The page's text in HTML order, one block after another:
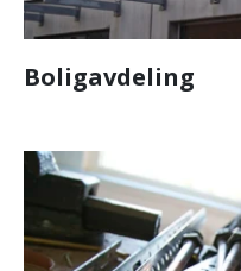
Boligavdeling